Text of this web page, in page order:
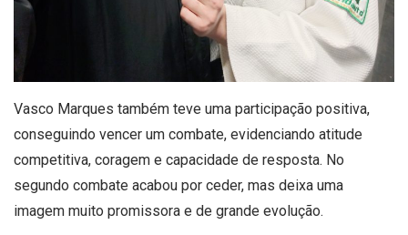
Vasco Marques também teve uma participação positiva,
conseguindo vencer um combate, evidenciando atitude
competitiva, coragem e capacidade de resposta. No
segundo combate acabou por ceder, mas deixa uma
imagem muito promissora e de grande evolução.